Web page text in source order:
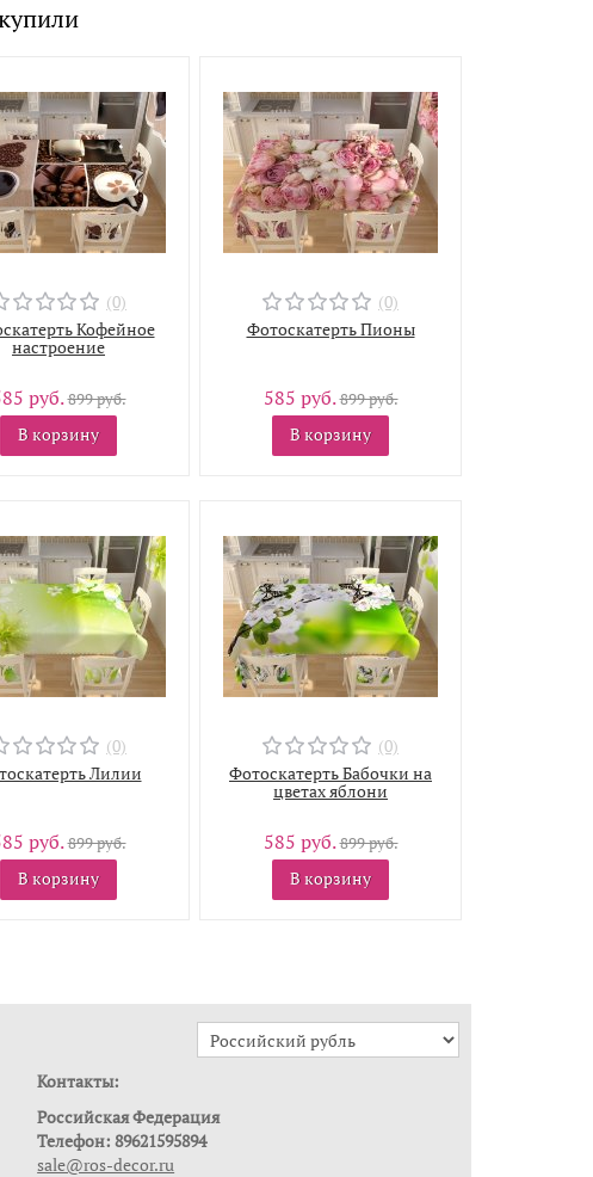
(0)
Кофейное
настроение
руб.899 руб.
В корзину
(0)
Фотоскатерть Пионы
585 руб.899 руб.
В корзину
(0)
Лилии
руб.899 руб.
В корзину
(0)
Фотоскатерть Бабочки на
цветах яблони
585 руб.899 руб.
В корзину
Контакты:
Российская Федерация
Телефон: 89621595894
sale@ros-decor.ru